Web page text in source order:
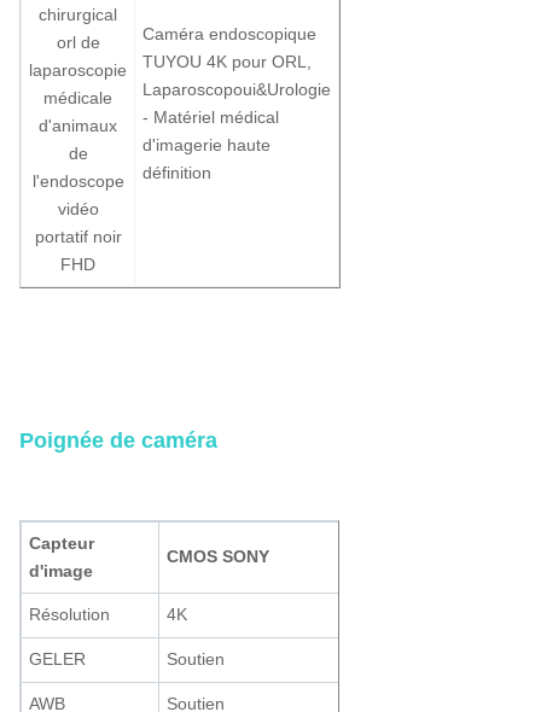
chirurgical
orl de
laparoscopie
médicale
d'animaux
de
l'endoscope
vidéo
portatif noir
FHD
Caméra endoscopique
TUYOU 4K pour ORL,
Laparoscopoui&Urologie
- Matériel médical
d'imagerie haute
définition
Poignée de caméra
Capteur
d'image
CMOS SONY
Résolution 4K
GELER Soutien
AWB Soutien